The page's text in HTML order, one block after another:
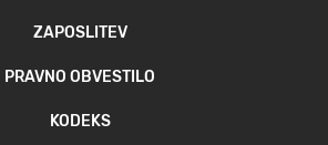
ZAPOSLITEV
PRAVNO OBVESTILO
KODEKS